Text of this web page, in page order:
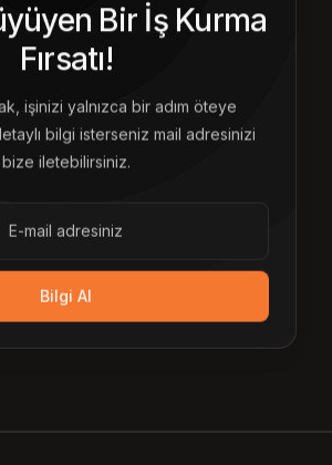
Bir İş Kurma
Fırsatı!
işinizi yalnızca bir adım öteye
bilgi isterseniz mail adresinizi
bize iletebilirsiniz.
Bilgi Al